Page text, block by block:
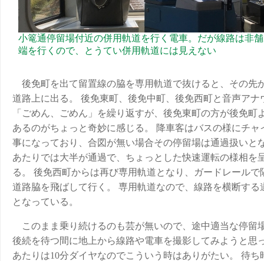
小篭通停留場付近の併用軌道を行く電車。だが線路は非
端を行くので、とうてい併用軌道には見えない
後免町を出て留置線の脇を専用軌道で抜けると、その先
道路上に出る。 後免東町、後免中町、後免西町と音声アナ
「ごめん、ごめん」を繰り返すが、後免東町の方が後免町
あるのがちょっと奇妙に感じる。 降車客はバスの様にチャ
事になっており、合図が無い場合その停留場は通過扱いと
あたりでは大半が通過で、ちょっとした快速運転の様相を
る。 後免西町からは再び専用軌道となり、ガードレールで
道路脇を飛ばして行く。 専用軌道なので、線路を横断する
となっている。
このまま乗り続けるのも芸が無いので、途中適当な停留
後続を待つ間に地上から線路や電車を撮影してみようと思
あたりは10分ダイヤなのでこういう時はありがたい。 待ち